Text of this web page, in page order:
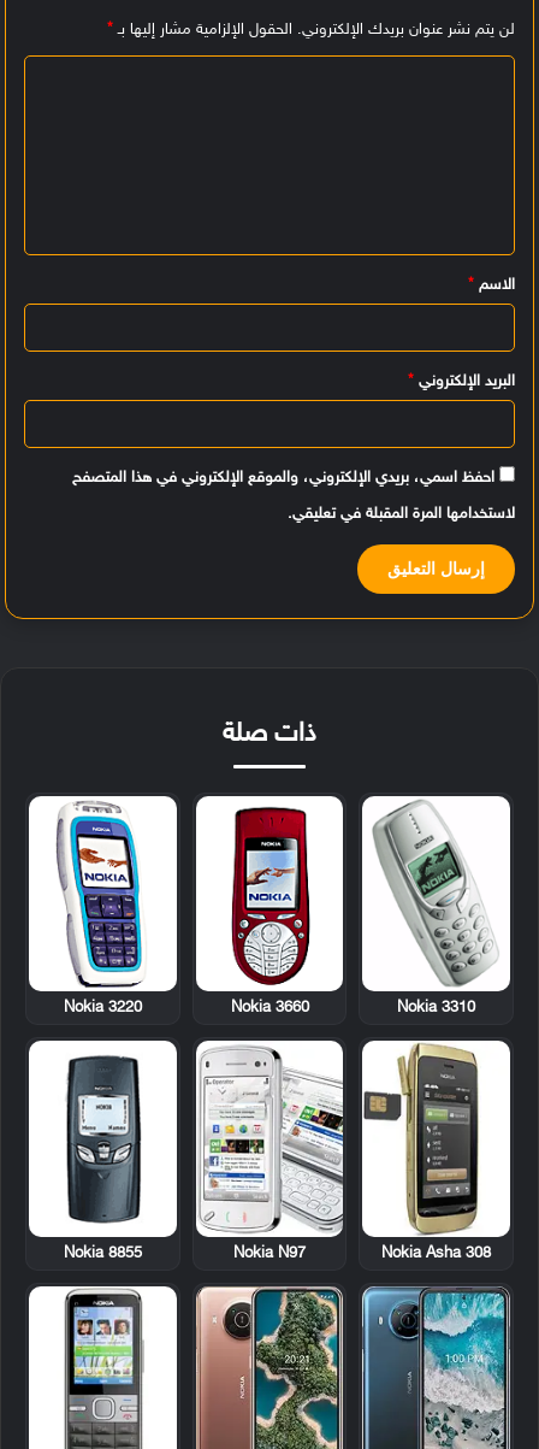
لن يتم نشر عنوان بريدك الإلكتروني. الحقول الإلزامية مشار إليها بـ*
ي
ق
الاسم *
البريد الإلكتروني *
احفظ اسمي، بريدي الإلكتروني، والموقع الإلكتروني في هذا المتصفح
لاستخدامها المرة المقبلة في تعليقي.
ذات صلة
Nokia 3310
Nokia 3660
Nokia 3220
Nokia Asha 308
Nokia N97
Nokia 8855